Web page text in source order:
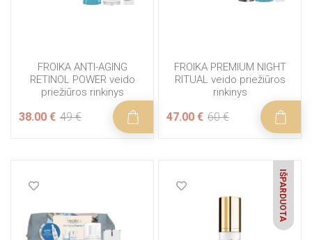
FROIKA apsauga nuo saules su hialuronu
FROIKA jautriai odai
FROIKA riebiai, į aknę linkusiai odai
FROIKA aukštos kokybės priemonės
FROIKA odą stangrinančios priemonės
FROIKA priemonės nuo pigmentacijos
FROIKA PRAUSIMOSI PRIEMONĖS
FROIKA ODĄ STANGRINANČIOS PRIEMONĖS
FROIKA ANTI-AGING
RETINOL POWER veido
priežiūros rinkinys
38.00 € 49 €
FROIKA PREMIUM NIGHT
RITUAL veido priežiūros
rinkinys
47.00 € 60 €
IŠPARDUOTA